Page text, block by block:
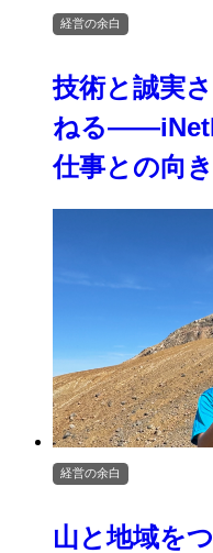
技術と誠実
ねる
仕事との向
経営の余白
山と地域を
経営の余白